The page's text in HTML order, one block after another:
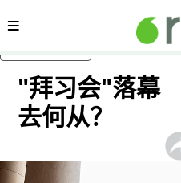
内容分类
"拜习会"落幕
去何从？